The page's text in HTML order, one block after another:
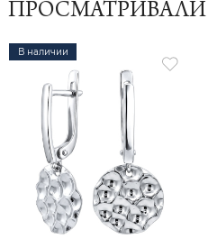
ПРОСМАТРИВАЛИ
В наличии